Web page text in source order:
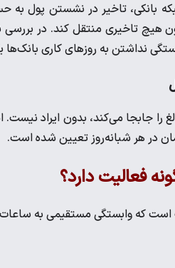
بانکی، تاخیر در نشستن پول به
نداشتن به روزهای کاری
فعالیت دارد؟
است که وابستگی مستقیمی به ساعات